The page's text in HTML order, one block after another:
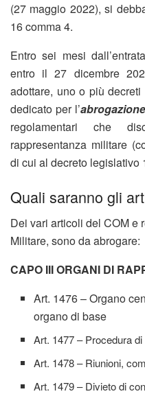
(27 maggio 2022), si
16 comma 4.
Entro sei mesi
entro il 27 dicembre
adottare, uno o più
dedicato per l’abrogazione
regolamentari che
rappresentanza militare
di cui al decreto legislativo
Quali saranno gli
Dei vari articoli del COM e
Militare, sono da abrogare:
CAPO III ORGANI DI
Art. 1476 – Organo
organo di base
Art. 1477 – Procedura
Art. 1478 – Riunioni,
Art. 1479 – Divieto di